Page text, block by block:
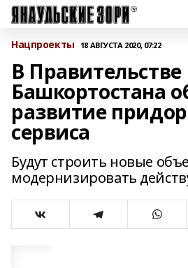
Нацпроекты 18 АВГУСТА 2020, 07:22
В Правительстве
Башкортостана
развитие
сервиса
Будут строить новые
модернизировать